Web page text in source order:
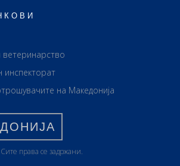
ветеринарство
инспекторат
на Македонија
права се задржани.